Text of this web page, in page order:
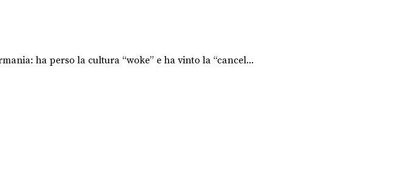
ha perso la cultura “woke” e ha vinto la “cancel...